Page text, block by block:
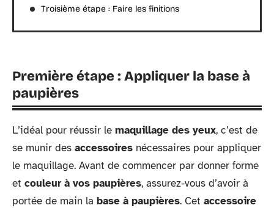
Troisième étape : Faire les finitions
Première étape : Appliquer la base à
paupières
L’idéal pour réussir le maquillage des yeux, c’est de
se munir des accessoires nécessaires pour appliquer
le maquillage. Avant de commencer par donner forme
et couleur à vos paupières, assurez-vous d’avoir à
portée de main la base à paupières. Cet accessoire